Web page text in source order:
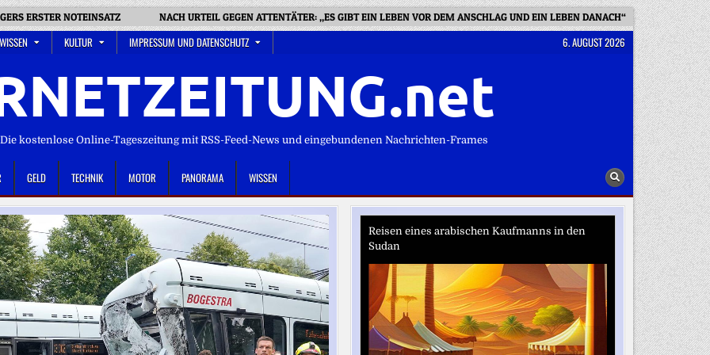
ERSTER NOTEINSATZ NACH URTEIL GEGEN ATTENTÄTER: „ES GIBT EIN LEBEN VOR DEM ANSCHLAG UND EIN LEBEN DANACH“ URTEIL
KULTUR IMPRESSUM UND DATENSCHUTZ 6. AUGUST 2026
kostenlose Online-Tageszeitung mit RSS-Feed-News und eingebundenen Nachrichten-Frames
GELD TECHNIK MOTOR PANORAMA WISSEN
Reisen eines arabischen Kaufmanns in den
Sudan